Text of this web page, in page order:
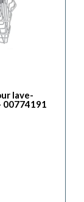
lave-
00774191